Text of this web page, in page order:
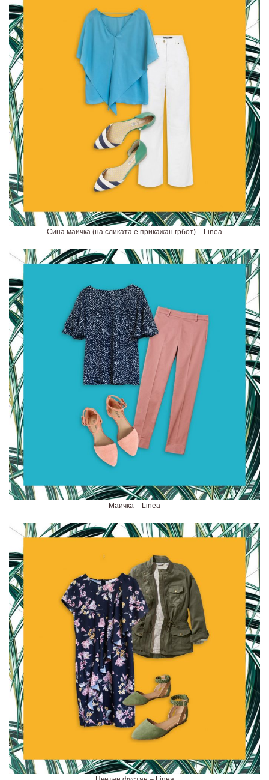
Сина маичка (на сликата е прикажан грбот) – Linea
Маичка – Linea